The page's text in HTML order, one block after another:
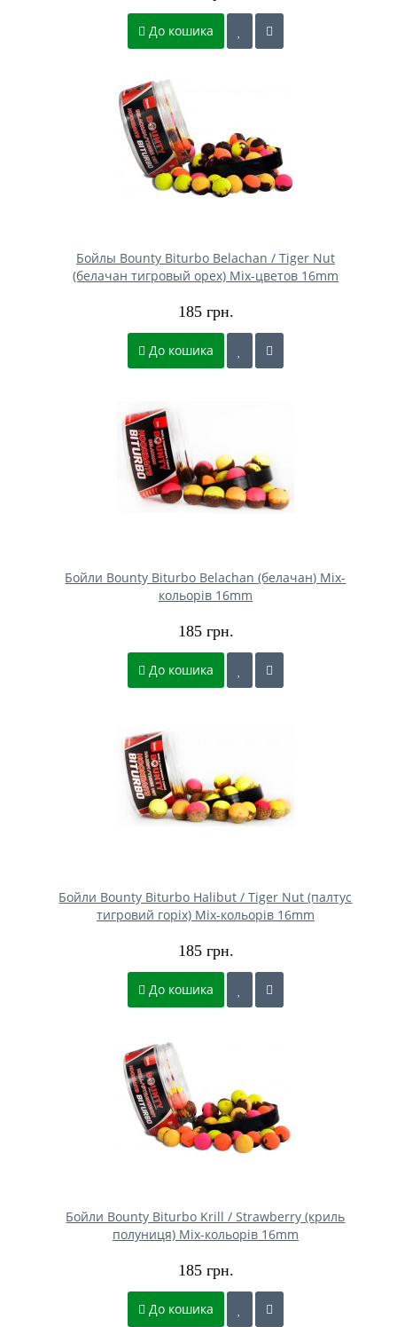
До кошика
Бойлы Bounty Biturbo Belachan / Tiger Nut
(белачан тигровый орех) Mix-цветов 16mm
185 грн.
До кошика
Бойли Bounty Biturbo Belachan (белачан) Mix-
кольорів 16mm
185 грн.
До кошика
Бойли Bounty Biturbo Halibut / Tiger Nut (палтус
тигровий горіх) Mix-кольорів 16mm
185 грн.
До кошика
Бойли Bounty Biturbo Krill / Strawberry (криль
полуниця) Mix-кольорів 16mm
185 грн.
До кошика